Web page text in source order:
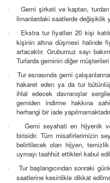
·
Gemi şirketi ve kaptan,
limanlardaki saatlerde değişiklik
·
Ekstra tur fiyatları 20 kişi
kişinin altına düşmesi halinde
artacaktır. Grubumuz sayı
Turlarda geminin diğer
·
Tur esnasında gemi
hakaret eden ya da tur
ihlal edecek davranışlar
gemiden indirme hakkına
herhangi bir iade
·
Gemi seyahati en hijyenik
birisidir. Tüm misafirlerimizin
belirtilecek olan hijyen,
uymayı taahhüt ettikleri kabul
·
Tur başlangıcından sonraki
saatlerine kesinlikle dikkat